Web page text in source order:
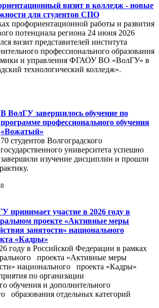
визит в колледж - новые
для студентов СПО
профориентационной работы и развития
потенциала региона 24 июня 2026
визит представителей института
профессионального образования
и управления ФГАОУ ВО «ВолГУ» в
технологический колледж».
В ВолГУ завершилось обучение по
программе профессионального обучения
«Вожатый»
70 студентов Волгоградского
государственного университета успешно
завершили изучение дисциплин и прошли
принимает участие в 2026 году в
проекте «Активные меры
занятости» национального
«Кадры»
году в Российской Федерации в рамках
проекта «Активные меры
национального проекта «Кадры»
по организации
обучения и дополнительного
образования отдельных категорий